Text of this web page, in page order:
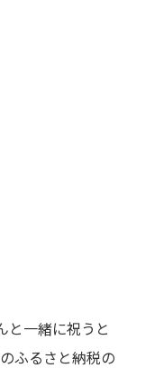
と一緒に祝うと
ふるさと納税の